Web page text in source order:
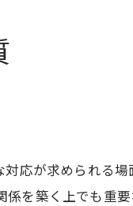
応が求められる場
を築く上でも重